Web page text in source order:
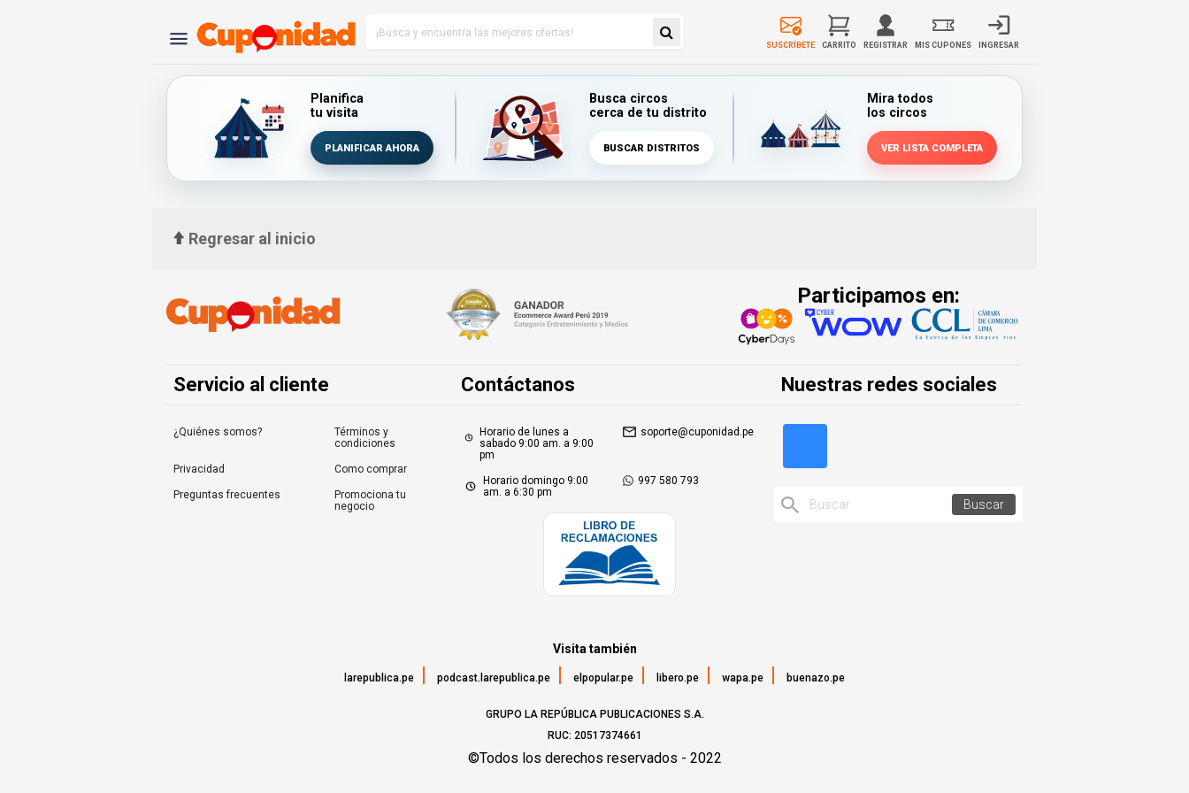
SUSCRÍBETE CARRITO REGISTRAR MIS CUPONES INGRESAR
Planifica
tu visita
PLANIFICAR AHORA
Busca circos
cerca de tu distrito
BUSCAR DISTRITOS
Mira todos
los circos
VER LISTA COMPLETA
Regresar al inicio
Participamos en:
Servicio al cliente
¿Quiénes somos?
Términos y
condiciones
Privacidad Como comprar
Preguntas frecuentes
Promociona tu
negocio
Contáctanos
Horario de lunes a
sabado 9:00 am. a 9:00
pm
soporte@cuponidad.pe
Horario domingo 9:00
am. a 6:30 pm
997 580 793
Nuestras redes sociales
Buscar
Visita también
larepublica.pe podcast.larepublica.pe elpopular.pe libero.pe wapa.pe buenazo.pe
GRUPO LA REPÚBLICA PUBLICACIONES S.A.
RUC: 20517374661
©Todos los derechos reservados - 2022